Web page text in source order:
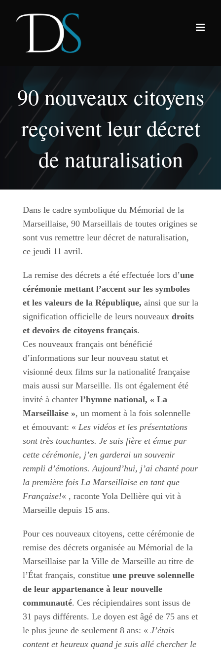
90 nouveaux citoyens
reçoivent leur décret
de naturalisation
Dans le cadre symbolique du Mémorial de la
Marseillaise, 90 Marseillais de toutes origines se
sont vus remettre leur décret de naturalisation,
ce jeudi 11 avril.
La remise des décrets a été effectuée lors d’une
cérémonie mettant l’accent sur les symboles
et les valeurs de la République, ainsi que sur la
signification officielle de leurs nouveauxdroits
et devoirs de citoyens français.
Ces nouveaux français ont bénéficié
d’informations sur leur nouveau statut et
visionné deux films sur la nationalité française
mais aussi sur Marseille. Ils ont également été
invité à chanter l’hymne national, « La
Marseillaise », un moment à la fois solennelle
et émouvant: « Les vidéos et les présentations
sont très touchantes. Je suis fière et émue par
cette cérémonie, j’en garderai un souvenir
rempli d’émotions. Aujourd’hui, j’ai chanté pour
la première fois La Marseillaise en tant que
Française!« , raconte Yola Dellière qui vit à
Marseille depuis 15 ans.
Pour ces nouveaux citoyens, cette cérémonie de
remise des décrets organisée au Mémorial de la
Marseillaise par la Ville de Marseille au titre de
l’État français, constitue une preuve solennelle
de leur appartenance à leur nouvelle
communauté. Ces récipiendaires sont issus de
31 pays différents. Le doyen est âgé de 75 ans et
le plus jeune de seulement 8 ans: « J’étais
content et heureux quand je suis allé chercher le